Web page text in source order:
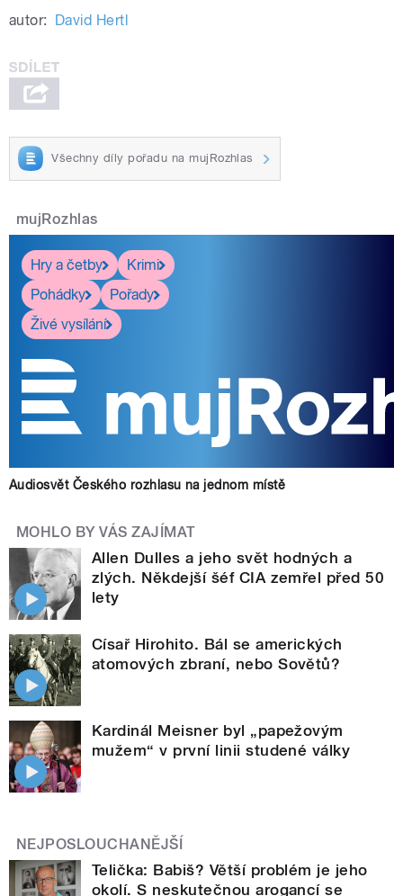
autor: David Hertl
Všechny díly pořadu na mujRozhlas
mujRozhlas
Hry a četby
Krimi
Pohádky
Pořady
Živé vysílání
Audiosvět Českého rozhlasu na jednom místě
MOHLO BY VÁS ZAJÍMAT
Allen Dulles a jeho svět hodných a
zlých. Někdejší šéf CIA zemřel před 50
lety
Císař Hirohito. Bál se amerických
atomových zbraní, nebo Sovětů?
Kardinál Meisner byl „papežovým
mužem“ v první linii studené války
NEJPOSLOUCHANĚJŠÍ
Telička: Babiš? Větší problém je jeho
okolí. S neskutečnou arogancí se